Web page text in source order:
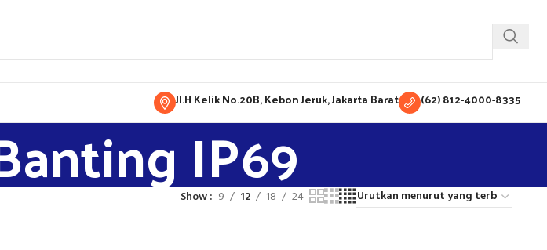
Jl.H Kelik No.20B, Kebon Jeruk, Jakarta Barat (62) 812-4000-8335
IP69
Show 9 12 18 24